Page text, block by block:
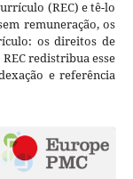
(REC) e tê-lo
remuneração, os
os direitos de
redistribua esse
e referência